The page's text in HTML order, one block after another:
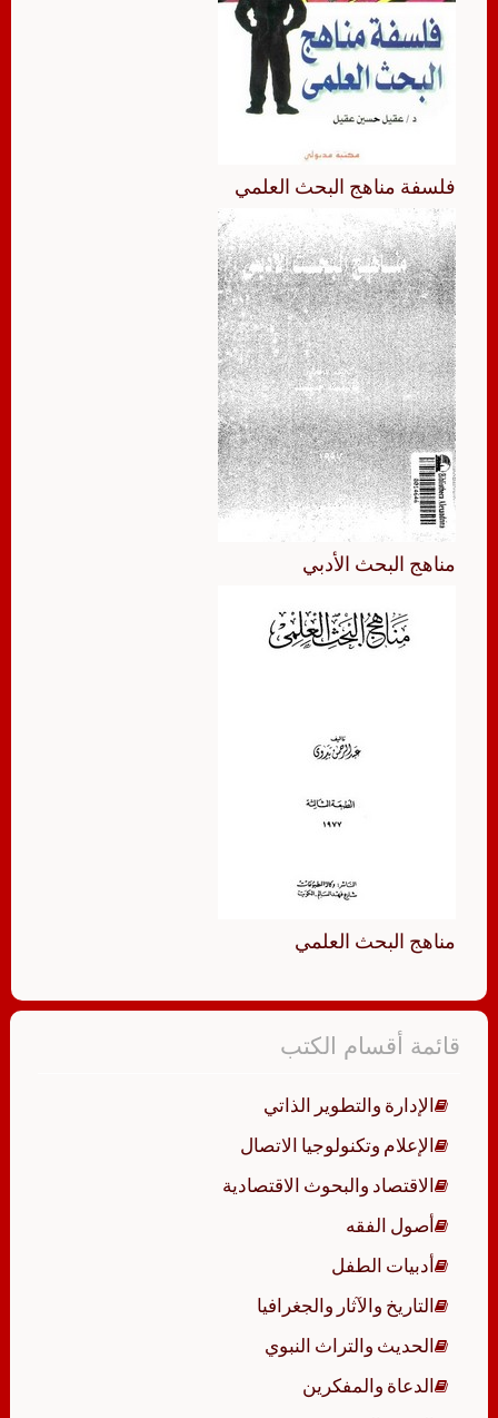
فلسفة مناهج البحث العلمي
مناهج البحث الأدبي
مناهج البحث العلمي
قائمة أقسام الكتب
الإدارة والتطوير الذاتي
الإعلام وتكنولوجيا الاتصال
الاقتصاد والبحوث الاقتصادية
أصول الفقه
أدبيات الطفل
التاريخ والآثار والجغرافيا
الحديث والتراث النبوي
الدعاة والمفكرين